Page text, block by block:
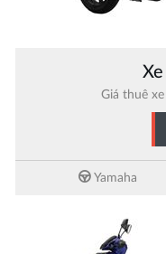
Giá thuê
Yamaha